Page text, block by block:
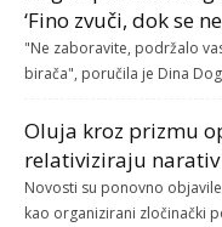
‘Fino zvuči, dok se
"Ne zaboravite, podržalo
birača", poručila je Dina
Oluja kroz prizmu
relativiziraju
Novosti su ponovno
kao organizirani zločinački